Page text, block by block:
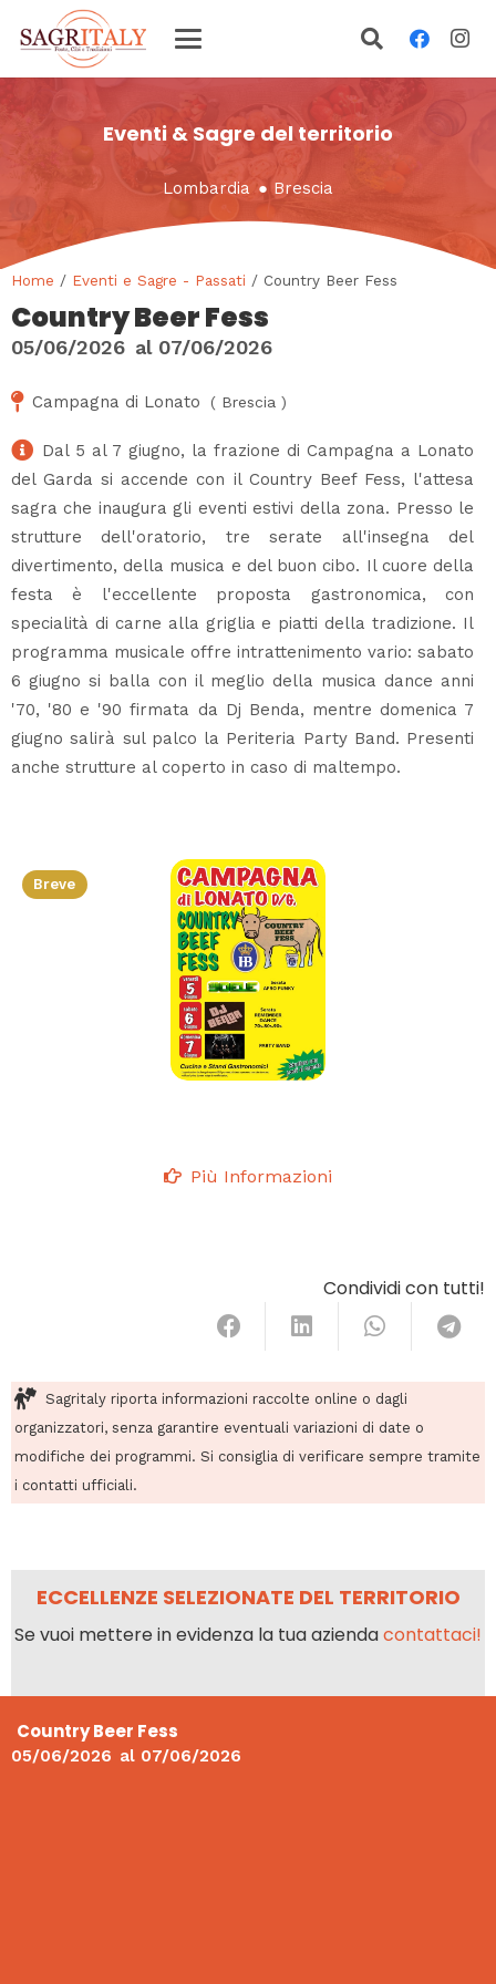
Eventi & Sagre del territorio
Lombardia ● Brescia
Home / Eventi e Sagre - Passati / Country Beer Fess
Country Beer Fess
05/06/2026 al 07/06/2026
Campagna di Lonato ( Brescia )
Dal 5 al 7 giugno, la frazione di Campagna a Lonato
del Garda si accende con il Country Beef Fess, l'attesa
sagra che inaugura gli eventi estivi della zona. Presso le
strutture dell'oratorio, tre serate all'insegna del
divertimento, della musica e del buon cibo. Il cuore della
festa è l'eccellente proposta gastronomica, con
specialità di carne alla griglia e piatti della tradizione. Il
programma musicale offre intrattenimento vario: sabato
6 giugno si balla con il meglio della musica dance anni
'70, '80 e '90 firmata da Dj Benda, mentre domenica 7
giugno salirà sul palco la Periteria Party Band. Presenti
anche strutture al coperto in caso di maltempo.
Breve
Più Informazioni
Condividi con tutti!
Sagritaly riporta informazioni raccolte online o dagli
organizzatori, senza garantire eventuali variazioni di date o
modifiche dei programmi. Si consiglia di verificare sempre tramite
i contatti ufficiali.
ECCELLENZE SELEZIONATE DEL TERRITORIO
Se vuoi mettere in evidenza la tua aziendacontattaci!
Country Beer Fess
05/06/2026 al 07/06/2026